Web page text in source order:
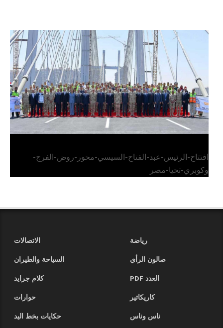
الرئيس عبد الفتاح السيسي يفتتح محور روض الفرج
وكوبري تحيا مصر
افتتاح-الرئيس-عبد-الفتاح-السيسي-محور-روض-الفرج-
وكوبري-تحيا-مصر
رياضة
الاتصالات
صالون الرأي
السياحة والطيران
العدد PDF
كلام جرايد
كاريكاتير
حوارات
ناس وناس
حكايات بخط اليد